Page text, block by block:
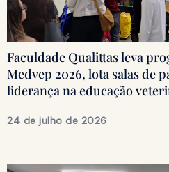
Faculdade Qualittas leva
Medvep 2026, lota salas de
liderança na educação
24 de julho de 2026